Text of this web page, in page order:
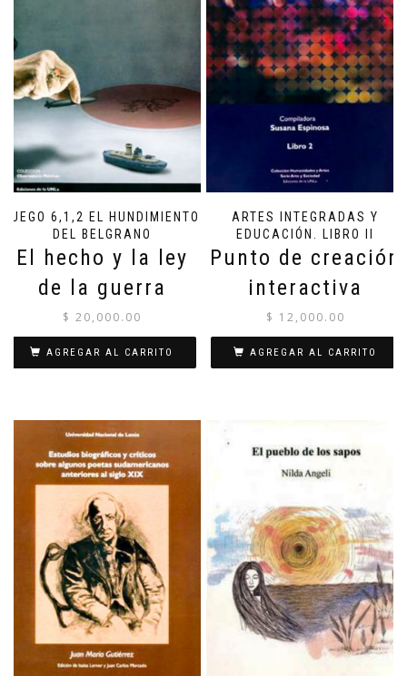
FUEGO 6,1,2 EL HUNDIMIENTO
DEL BELGRANO
El hecho y la ley
de la guerra
$ 20,000.00
AGREGAR AL CARRITO
ARTES INTEGRADAS Y
EDUCACIÓN. LIBRO II
Punto de creación
interactiva
$ 12,000.00
AGREGAR AL CARRITO